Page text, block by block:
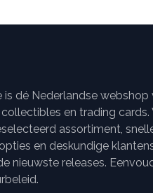
is dé Nederlandse webshop
en trading cards.
assortiment,
en deskundige
nieuwste releases.